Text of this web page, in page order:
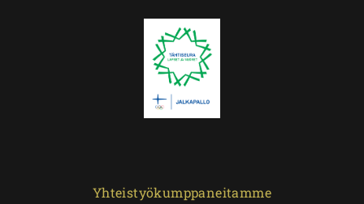
Yhteistyökumppaneitamme